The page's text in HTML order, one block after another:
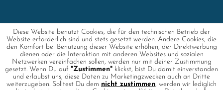
Diese Website benutzt Cookies, die für den technischen Betrieb der
Website erforderlich sind und stets gesetzt werden. Andere Cookies, die
den Komfort bei Benutzung dieser Website erhöhen, der Direktwerbung
dienen oder die Interaktion mit anderen Websites und sozialen
Netzwerken vereinfachen sollen, werden nur mit deiner Zustimmung
gesetzt. Wenn Du auf "Zustimmen" klickst, bist Du damit einverstanden
und erlaubst uns, diese Daten zu Marketingzwecken auch an Dritte
weiterzugeben. Solltest Du dem nicht zustimmen, werden wir lediglich